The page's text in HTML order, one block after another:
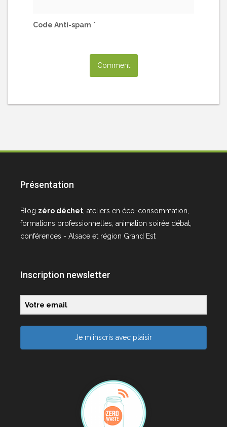
Code Anti-spam *
Présentation
Blog zéro déchet, ateliers en éco-consommation,
formations professionnelles, animation soirée débat,
conférences - Alsace et région Grand Est
Inscription newsletter
Je m'inscris avec plaisir